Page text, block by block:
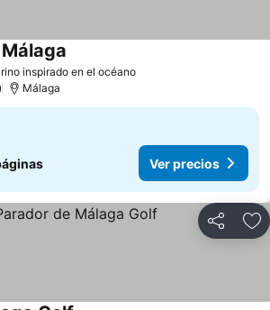
inspirado en el océanoVer precios
Málaga
Ver precios
Compartir